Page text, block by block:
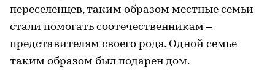
переселенцев, таким образом местные семьи
стали помогать соотечественникам –
представителям своего рода. Одной семье
таким образом был подарен дом.